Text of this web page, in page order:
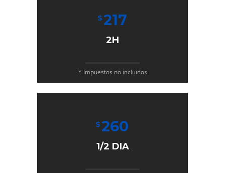
$217
2H
* Impuestos no incluidos
$260
1/2 DIA